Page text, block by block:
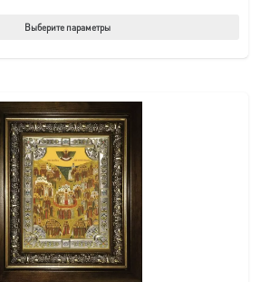
Выберите параметры